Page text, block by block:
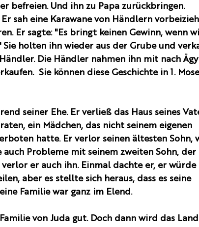
befreien. Und ihn zu Papa zurückbringen.
sah eine Karawane von Händlern
Er sagte: "Es bringt keinen Gewinn, wenn
Sie holten ihn wieder aus der Grube und
Die Händler nahmen ihn mit nach
Sie können diese Geschichte in 1.
seiner Ehe. Er verließ das Haus seines
ein Mädchen, das nicht seinem eigenen
hatte. Er verlor seinen ältesten Sohn,
auch Probleme mit seinem zweiten Sohn, der
er auch ihn. Einmal dachte er, er würde
aber es stellte sich heraus, dass es seine
Familie war ganz im Elend.
von Juda gut. Doch dann wird das